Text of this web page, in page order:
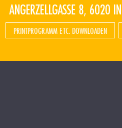
PRINTPROGRAMM ETC. DOWNLOADEN